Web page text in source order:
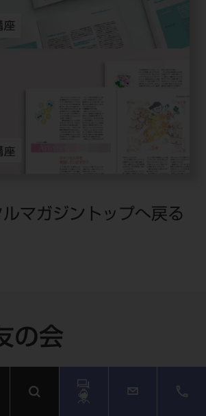
マガジントップへ戻る
の会